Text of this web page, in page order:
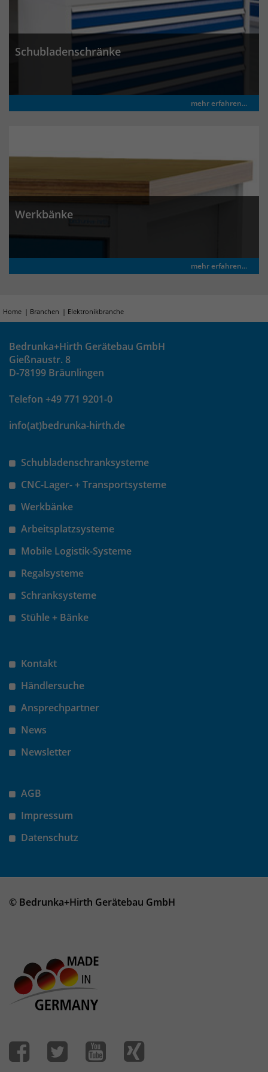
Schubladenschränke
mehr erfahren...
Werkbänke
mehr erfahren...
Home Branchen Elektronikbranche
Bedrunka+Hirth Gerätebau GmbH
Gießnaustr. 8
D-78199 Bräunlingen
Telefon +49 771 9201-0
info(at)bedrunka-hirth.de
Schubladenschranksysteme
CNC-Lager- + Transportsysteme
Werkbänke
Arbeitsplatzsysteme
Mobile Logistik-Systeme
Regalsysteme
Schranksysteme
Stühle + Bänke
Kontakt
Händlersuche
Ansprechpartner
News
Newsletter
AGB
Impressum
Datenschutz
© Bedrunka+Hirth Gerätebau GmbH
wenige Sekunden
Das Cookie wird gesetzt um zu
überprüfen ob der Browser erlaubt
Cookies zu setzen. Es wird direkt nach
demTest wieder gelöscht.